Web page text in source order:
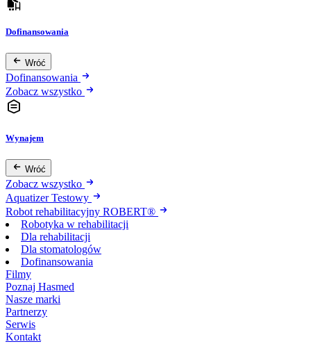
Dofinansowania
Wróć
Dofinansowania
Zobacz wszystko
Wynajem
Wróć
Zobacz wszystko
Aquatizer Testowy
Robot rehabilitacyjny ROBERT®
Robotyka w rehabilitacji
Dla rehabilitacji
Dla stomatologów
Dofinansowania
Filmy
Poznaj Hasmed
Nasze marki
Partnerzy
Serwis
Kontakt